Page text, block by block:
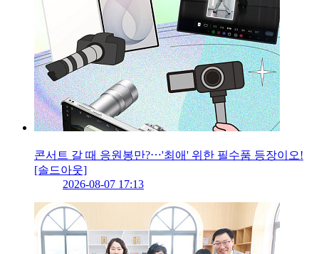
콘서트 갈 때 응원봉만?⋯'최애' 위한 필수품 등장이오!
[솔드아웃]
2026-08-07 17:13